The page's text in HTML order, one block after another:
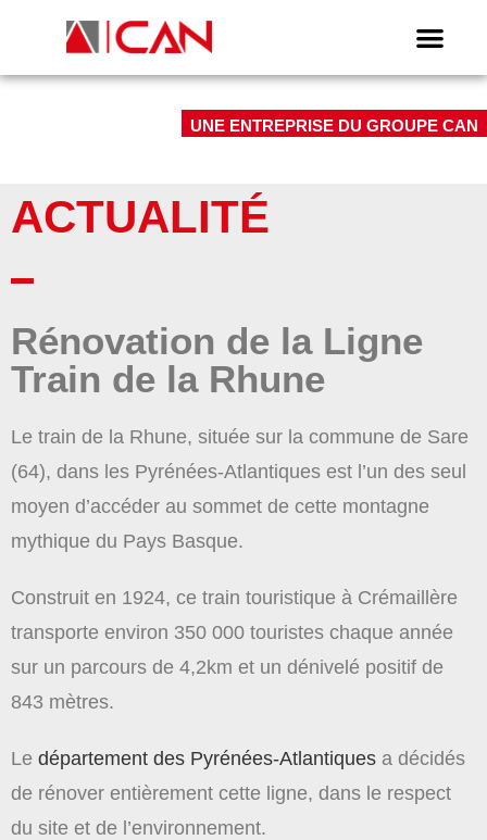
UNE ENTREPRISE DU GROUPE CAN
ACTUALITÉ
Rénovation de la Ligne
Train de la Rhune
Le train de la Rhune, située sur la commune de Sare
(64), dans les Pyrénées-Atlantiques est l’un des seul
moyen d’accéder au sommet de cette montagne
mythique du Pays Basque.
Construit en 1924, ce train touristique à Crémaillère
transporte environ 350 000 touristes chaque année
sur un parcours de 4,2km et un dénivelé positif de
843 mètres.
Le département des Pyrénées-Atlantiques a décidés
de rénover entièrement cette ligne, dans le respect
du site et de l’environnement.